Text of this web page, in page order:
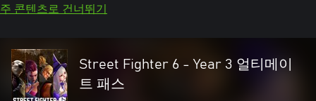
주 콘텐츠로 건너뛰기
Street Fighter 6 - Year 3 얼티메이
트 패스